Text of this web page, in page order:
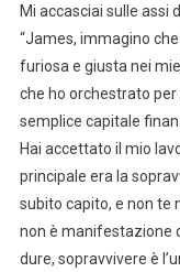
Mi accasciai sulle assi
“James, immagino
furiosa e giusta nei
che ho orchestrato
semplice capitale
Hai accettato il mio
principale era la
subito capito, e non te
non è manifestazione
dure, sopravvivere è